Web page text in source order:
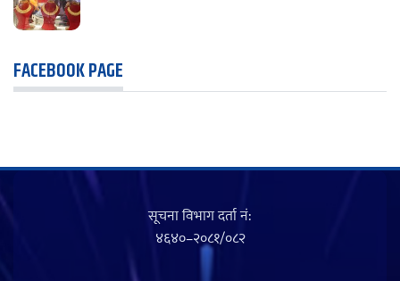
FACEBOOK PAGE
सूचना विभाग दर्ता नं‍:
४६४०–२०८१/०८२